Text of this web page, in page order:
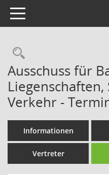
Toggle navigation
Ausschuss für
Verkehr -
Informationen
Vertreter